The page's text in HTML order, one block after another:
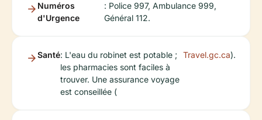
Numéros
d'Urgence
: Police 997, Ambulance 999,
Général 112.
Santé: L'eau du robinet est potable ;
les pharmacies sont faciles à
trouver. Une assurance voyage
est conseillée (
Travel.gc.ca).